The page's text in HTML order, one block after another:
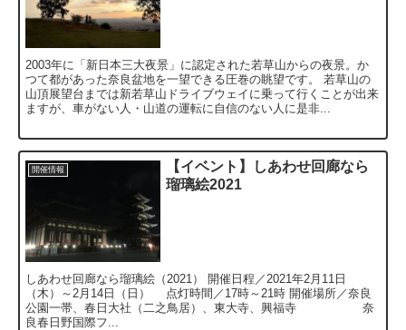
2003年に「新日本三大夜景」に認定された若草山からの夜景。か
つて都があった奈良盆地を一望できる圧巻の眺望です。 若草山の
山頂展望台までは新若草山ドライブウェイに乗って行くことが出来
ますが、車がない人・山道の運転に自信のない人に是非...
開催情報
【イベント】しあわせ回廊なら
瑠璃絵2021
しあわせ回廊なら瑠璃絵（2021） 開催日程／2021年2月11日
（木）～2月14日（日） 点灯時間／17時～21時 開催場所／奈良
公園一帯、春日大社（二之鳥居）、東大寺、興福寺 奈
良春日野国際フ...